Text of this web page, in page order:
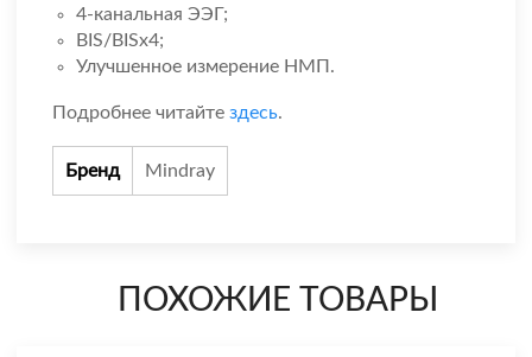
4-канальная ЭЭГ;
BIS/BISx4;
Улучшенное измерение НМП.
Подробнее читайте здесь.
Бренд Mindray
ПОХОЖИЕ ТОВАРЫ